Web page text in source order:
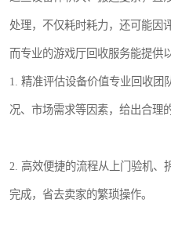
处理，不仅耗时耗力，还可能因
而专业的游戏厅回收服务能提供
1. 精准评估设备价值专业回收团
况、市场需求等因素，给出合理
2. 高效便捷的流程从上门验机、
完成，省去卖家的繁琐操作。